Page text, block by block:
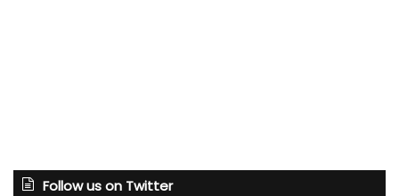
Follow us on Twitter